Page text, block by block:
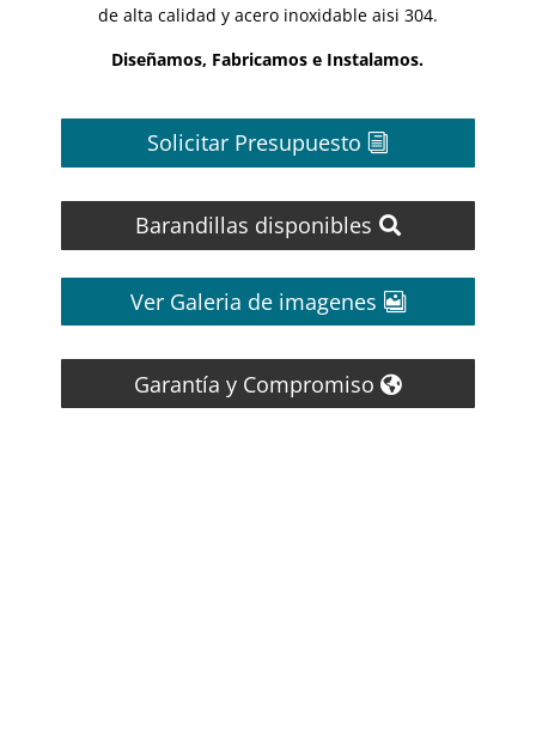
de alta calidad y acero inoxidable aisi 304.
Diseñamos, Fabricamos e Instalamos.
Solicitar Presupuesto
Barandillas disponibles
Ver Galeria de imagenes
Garantía y Compromiso